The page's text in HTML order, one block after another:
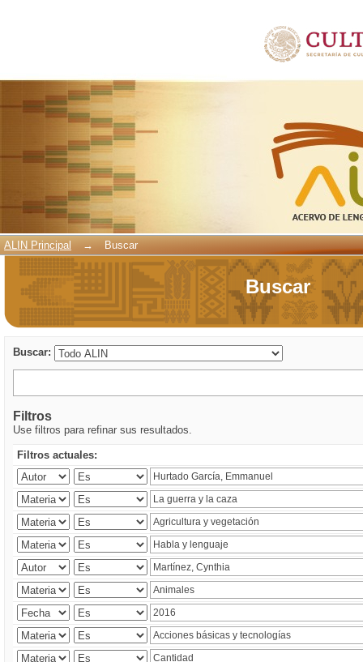
ALIN Principal → Buscar
Buscar
Buscar:
Filtros
Use filtros para refinar sus resultados.
Filtros actuales: